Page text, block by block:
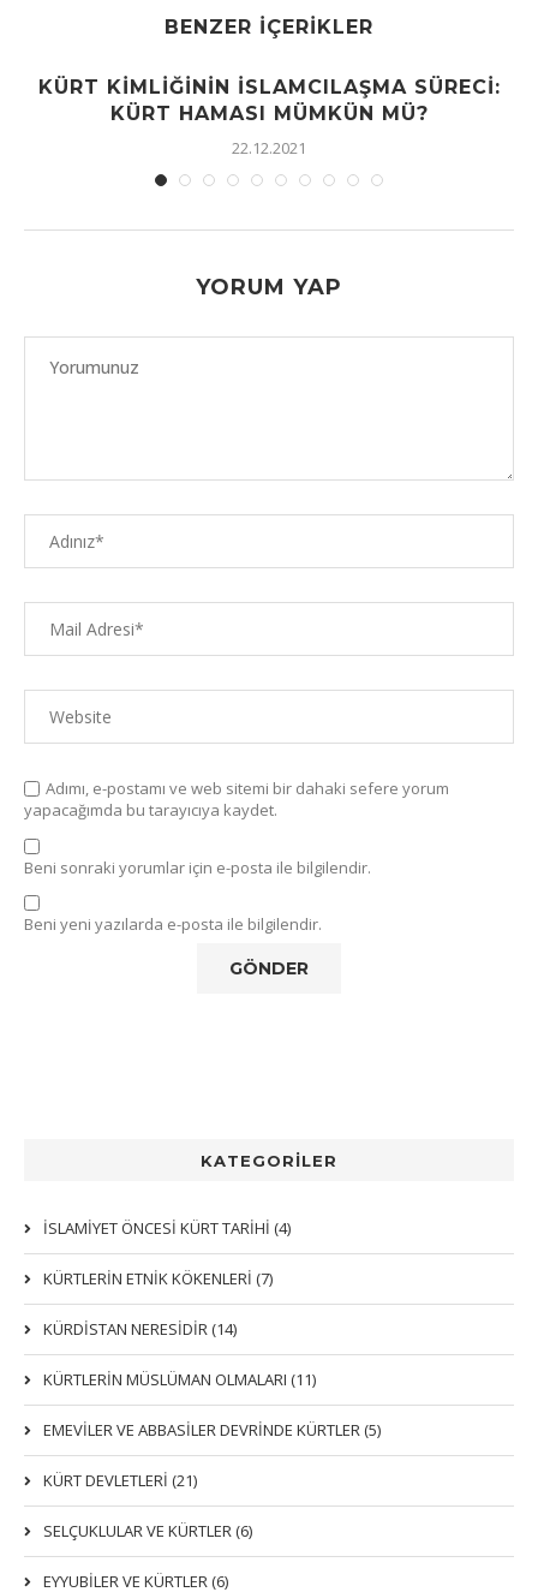
BENZER İÇERIKLER
KÜRT KIMLIĞININ İSLAMCILAŞMA SÜRECI:
KÜRT HAMASI MÜMKÜN MÜ?
22.12.2021
YORUM YAP
Adımı, e-postamı ve web sitemi bir dahaki sefere yorum
yapacağımda bu tarayıcıya kaydet.
Beni sonraki yorumlar için e-posta ile bilgilendir.
Beni yeni yazılarda e-posta ile bilgilendir.
KATEGORİLER
İSLAMİYET ÖNCESİ KÜRT TARİHİ (4)
KÜRTLERIN ETNIK KÖKENLERI (7)
KÜRDİSTAN NERESİDİR (14)
KÜRTLERİN MÜSLÜMAN OLMALARI (11)
EMEVİLER VE ABBASİLER DEVRİNDE KÜRTLER (5)
KÜRT DEVLETLERİ (21)
SELÇUKLULAR VE KÜRTLER (6)
EYYUBİLER VE KÜRTLER (6)